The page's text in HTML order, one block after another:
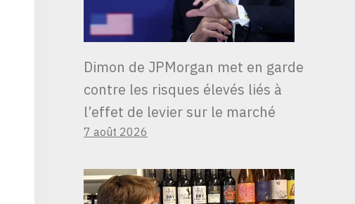
Dimon de JPMorgan met en garde
contre les risques élevés liés à
l’effet de levier sur le marché
7 août 2026